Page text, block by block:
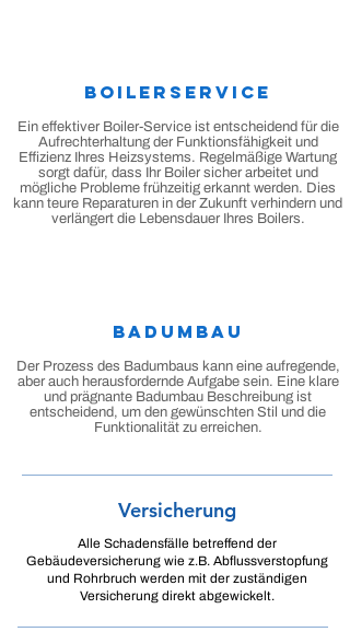
Boilerservice
Ein effektiver Boiler-Service ist entscheidend für die
Aufrechterhaltung der Funktionsfähigkeit und
Effizienz Ihres Heizsystems. Regelmäßige Wartung
sorgt dafür, dass Ihr Boiler sicher arbeitet und
mögliche Probleme frühzeitig erkannt werden. Dies
kann teure Reparaturen in der Zukunft verhindern und
verlängert die Lebensdauer Ihres Boilers.
Badumbau
Der Prozess des Badumbaus kann eine aufregende,
aber auch herausfordernde Aufgabe sein. Eine klare
und prägnante Badumbau Beschreibung ist
entscheidend, um den gewünschten Stil und die
Funktionalität zu erreichen.
Versicherung
Alle Schadensfälle betreffend der
Gebäudeversicherung wie z.B. Abflussverstopfung
und Rohrbruch werden mit der zuständigen
Versicherung direkt abgewickelt.